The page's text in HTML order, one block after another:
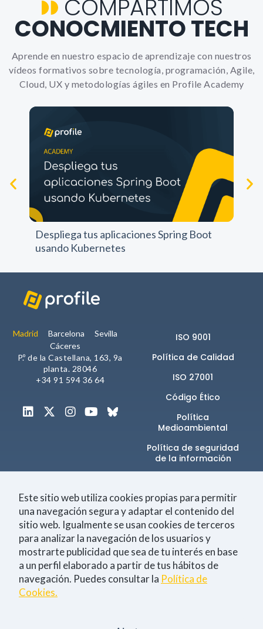
COMPARTIMOS
CONOCMIENTO TECH
Aprende en nuestro espacio de aprendizaje con nuestros
vídeos formativos sobre tecnología, programación, Agile,
Cloud, UX y metodologías ágiles en Profile Academy
Despliega tus aplicaciones Spring Boot
usando Kubernetes
Madrid Barcelona
Sevilla
Cáceres
P.º de la Castellana, 163, 9a
planta. 28046
+34 91 594 36 64
ISO 9001
Política de Calidad
ISO 27001
Código Ético
Política
Medioambiental
Política de seguridad
de la información​
Únete a la comunidad
Tecnología Negocio Eventos
Empleo
Este sitio web utiliza cookies propias para permitir
una navegación segura y adaptar el contenido del
sitio web. Igualmente se usan cookies de terceros
para analizar la navegación de los usuarios y
mostrarte publicidad que sea de tu interés en base
a un perfil elaborado a partir de tus hábitos de
navegación. Puedes consultar la Política de
Cookies.